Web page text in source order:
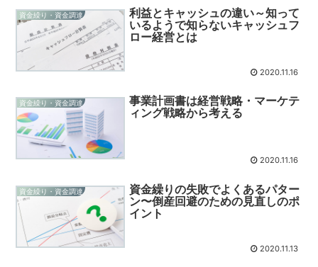
資金繰り・資金調達
利益とキャッシュの違い～知って
いるようで知らないキャッシュフ
ロー経営とは
2020.11.16
資金繰り・資金調達
事業計画書は経営戦略・マーケテ
ィング戦略から考える
2020.11.16
資金繰り・資金調達
資金繰りの失敗でよくあるパター
ン〜倒産回避のための見直しのポ
イント
2020.11.13